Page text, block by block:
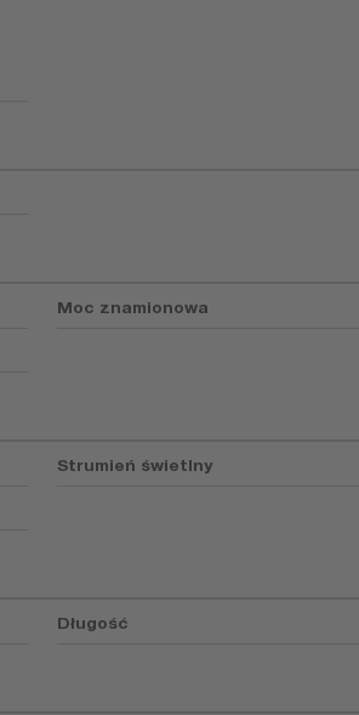
Moc znamionowa
Strumień świetlny
Długość